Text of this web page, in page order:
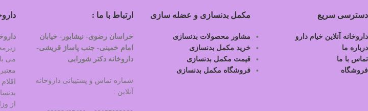
دسترسی سریع
داروخانه آنلاین خیام دارو
درباره ما
تماس با ما
فروشگاه
مکمل بدنسازی و عضله سازی
مشاور محصولات بدنسازی
خرید مکمل بدنسازی
قیمت مکمل بدنسازی
فروشگاه مکمل بدنسازی
ارتباط با ما :
خراسان رضوی- نیشابور- خیابان
امام خمینی- جنب پاساژ قریشی-
داروخانه دکتر شورابی
شماره تماس و پشتیبانی داروخانه
آنلاین :
می
از